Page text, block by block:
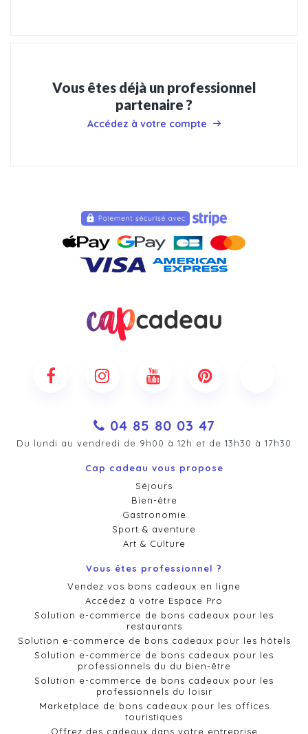
Vous êtes déjà un professionnel
partenaire ?
Accédez à votre compte
04 85 80 03 47
Du lundi au vendredi de 9h00 à 12h et de 13h30 à 17h30
Cap cadeau vous propose
Séjours
Bien-être
Gastronomie
Sport & aventure
Art & Culture
Vous êtes professionnel ?
Vendez vos bons cadeaux en ligne
Accédez à votre Espace Pro
Solution e-commerce de bons cadeaux pour les
restaurants
Solution e-commerce de bons cadeaux pour les hôtels
Solution e-commerce de bons cadeaux pour les
professionnels du du bien-être
Solution e-commerce de bons cadeaux pour les
professionnels du loisir
Marketplace de bons cadeaux pour les offices
touristiques
Offrez des cadeaux dans votre entreprise